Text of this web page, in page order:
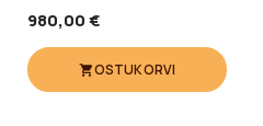
980,00 €
OSTUKORVI